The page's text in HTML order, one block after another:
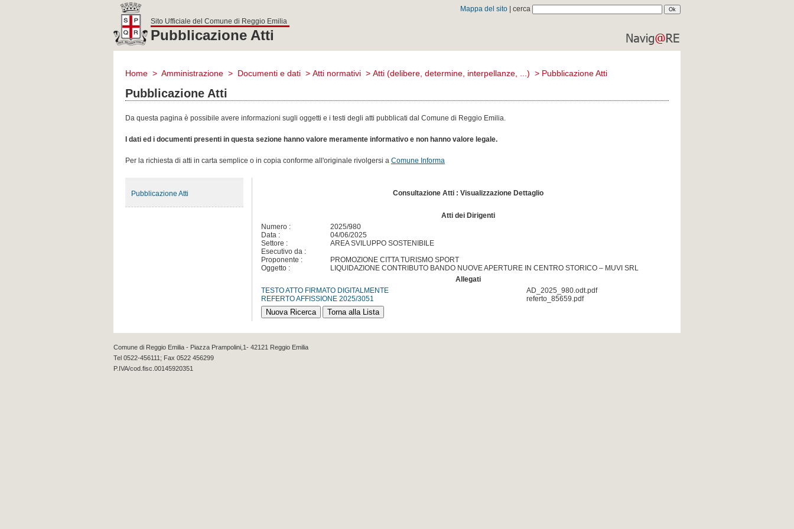
Mappa del sito | cerca
reggio
emilia
comune di
Sito Ufficiale del Comune di Reggio Emilia
Pubblicazione Atti
Home > Amministrazione > Documenti e dati > Atti normativi > Atti (delibere, determine, interpellanze, ...) > Pubblicazione Atti
Pubblicazione Atti
Da questa pagina è possibile avere informazioni sugli oggetti e i testi degli atti pubblicati dal Comune di Reggio Emilia.
I dati ed i documenti presenti in questa sezione hanno valore meramente informativo e non hanno valore legale.
Per la richiesta di atti in carta semplice o in copia conforme all'originale rivolgersi a Comune Informa
Consultazione Atti : Visualizzazione Dettaglio
Atti dei Dirigenti
Numero :
2025/980
Data :
04/06/2025
Settore :
AREA SVILUPPO SOSTENIBILE
Esecutivo da :
Proponente :
PROMOZIONE CITTA TURISMO SPORT
Oggetto :
LIQUIDAZIONE CONTRIBUTO BANDO NUOVE APERTURE IN CENTRO STORICO – MUVI SRL
Allegati
TESTO ATTO FIRMATO DIGITALMENTE
AD_2025_980.odt.pdf
REFERTO AFFISSIONE 2025/3051
referto_85659.pdf
Pubblicazione Atti
Comune di Reggio Emilia - Piazza Prampolini,1- 42121 Reggio Emilia
Tel 0522-456111; Fax 0522 456299
P.IVA/cod.fisc.00145920351